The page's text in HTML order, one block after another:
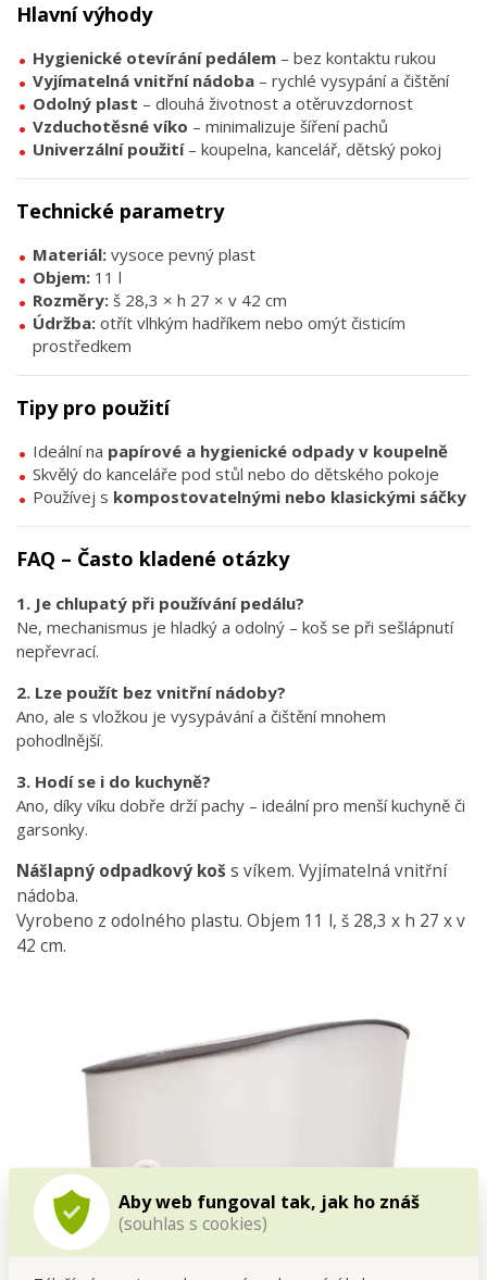
Aby web fungoval tak, jak ho znáš
(souhlas s cookies)
Hlavní výhody
Hygienické otevírání pedálem – bez kontaktu rukou
Vyjímatelná vnitřní nádoba – rychlé vysypání a čištění
Odolný plast – dlouhá životnost a otěruvzdornost
Vzduchotěsné víko – minimalizuje šíření pachů
Univerzální použití– koupelna, kancelář, dětský pokoj
Technické parametry
Materiál: vysoce pevný plast
Objem: 11 l
Rozměry: š 28,3 × h 27 × v 42 cm
Údržba: otřít vlhkým hadříkem nebo omýt čisticím
prostředkem
Tipy pro použití
Ideální na papírové a hygienické odpady v koupelně
Skvělý do kanceláře pod stůl nebo do dětského pokoje
Používej s kompostovatelnými nebo klasickými sáčky
FAQ – Často kladené otázky
1. Je chlupatý při používání pedálu?
Ne, mechanismus je hladký a odolný – koš se při sešlápnutí
nepřevrací.
2. Lze použít bez vnitřní nádoby?
Ano, ale s vložkou je vysypávání a čištění mnohem
pohodlnější.
3. Hodí se i do kuchyně?
Ano, díky víku dobře drží pachy – ideální pro menší kuchyně či
garsonky.
Nášlapný odpadkový koš s víkem. Vyjímatelná vnitřní
nádoba.
Vyrobeno z odolného plastu. Objem 11 l, š 28,3 x h 27 x v
42 cm.